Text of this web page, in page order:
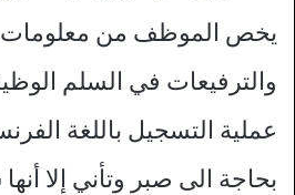
يخص الموظف من معلومات
والترفيعات في السلم
عملية التسجيل باللغة
بحاجة الى صبر وتأني إلا